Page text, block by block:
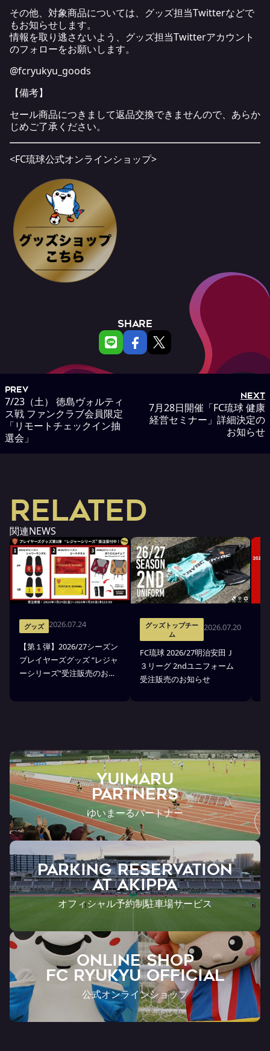
その他、対象商品については、グッズ担当Twitterなどで
もお知らせします。
情報を取り逃さないよう、グッズ担当Twitterアカウント
のフォローをお願いします。
@fcryukyu_goods
【備考】
セール商品につきまして返品交換できませんので、あらか
じめご了承ください。
<FC琉球公式オンラインショップ>
SHARE
PREV
7/23（土） 徳島ヴォルティ
ス戦 ファンクラブ会員限定
「リモートチェックイン抽
選会」
NEXT
7月28日開催「FC琉球 健康
経営セミナー」詳細決定の
お知らせ
RELATED
関連NEWS
グッズ 2026.07.24
【第１弾】2026/27シーズン
プレイヤーズグッズ “レジャ
ーシリーズ”受注販売のお知
グッズトップチー
ム
2026.07.20
FC琉球 2026/27明治安田Ｊ
３リーグ 2ndユニフォーム
受注販売のお知らせ
YUIMARU
Partners
ゆいまーるパートナー
PARKING RESERVATION
AT Akippa
オフィシャル予約制駐車場サービス
ONLINE SHOP
FC RYUKYU OFFICIAL
公式オンラインショップ